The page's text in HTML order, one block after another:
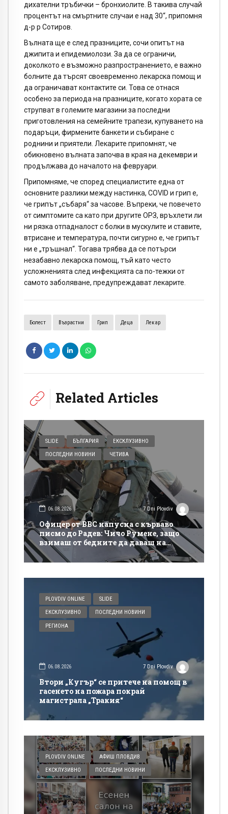
дихателни тръбички – бронхиолите. В такива случай
процентът на смъртните случаи е над 30“, припомня
д-р р Сотиров.
Вълната ще е след празниците, сочи опитът на
джипита и епидемиолози. За да се ограничи,
доколкото е възможно разпространението, е важно
болните да търсят своевременно лекарска помощ и
да ограничават контактите си. Това се отнася
особено за периода на празниците, когато хората се
струпват в големите магазини за последни
приготовления на семейните трапези, купуването на
подаръци, фирмените банкети и събиране с
роднини и приятели. Лекарите припомнят, че
обикновено вълната започва в края на декември и
продължава до началото на февруари.
Припомняме, че според специалистите една от
основните разлики между настинка, COVID и грип е,
че грипът „събаря“ за часове. Въпреки, че повечето
от симптомите са като при другите ОРЗ, връхлети ли
ни рязка отпадналост с болки в мускулите и ставите,
втрисане и температура, почти сигурно е, че грипът
ни е „тръшнал“. Тогава трябва да се потърси
незабавно лекарска помощ, тъй като често
усложненията след инфекцията са по-тежки от
самото заболяване, предупреждават лекарите.
Болест Възрастни Грип Деца Лекар
Related Articles
SLIDE БЪЛГАРИЯ ЕКСКЛУЗИВНО
ПОСЛЕДНИ НОВИНИ ЧЕТИВА
06.08.2026 7 Dni Plovdiv
Офицер от ВВС напусна с кърваво
писмо до Радев: Чичо Румене, защо
взимаш от бедните да даваш на
богатите?
PLOVDIV ONLINE SLIDE
ЕКСКЛУЗИВНО ПОСЛЕДНИ НОВИНИ
РЕГИОНА
06.08.2026 7 Dni Plovdiv
Втори „Кугър“ се притече на помощ в
гасенето на пожара покрай
магистрала „Тракия“
PLOVDIV ONLINE АФИШ ПЛОВДИВ
ЕКСКЛУЗИВНО ПОСЛЕДНИ НОВИНИ